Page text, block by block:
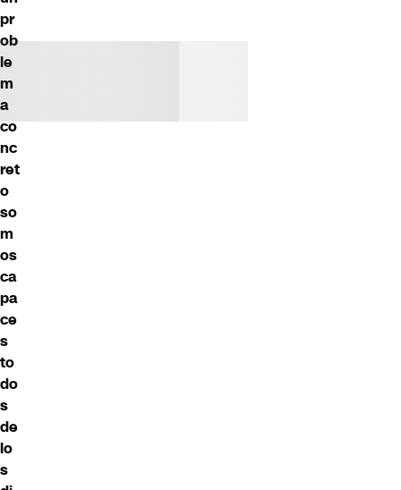
pr
ob
le
m
a
co
nc
ret
o
so
m
os
ca
pa
ce
s
to
do
s
de
lo
s